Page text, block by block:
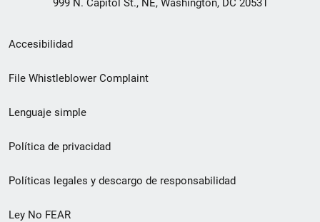
999 N. Capitol St., NE, Washington, DC 20531
Menú
de
de
pie
de
página
Accesibilidad
File Whistleblower Complaint
Lenguaje simple
Política de privacidad
Políticas legales y descargo de responsabilidad
Ley No FEAR